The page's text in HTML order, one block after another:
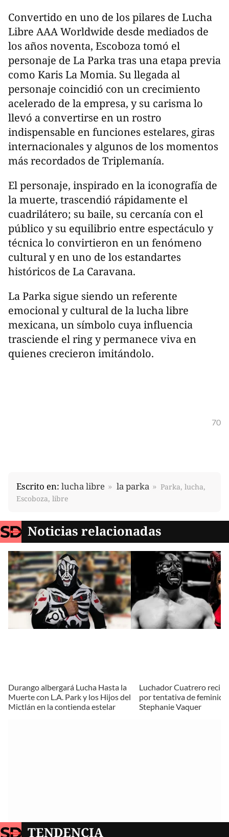
Convertido en uno de los pilares de Lucha
Libre AAA Worldwide desde mediados de
los años noventa, Escoboza tomó el
personaje de La Parka tras una etapa previa
como Karis La Momia. Su llegada al
personaje coincidió con un crecimiento
acelerado de la empresa, y su carisma lo
llevó a convertirse en un rostro
indispensable en funciones estelares, giras
internacionales y algunos de los momentos
más recordados de Triplemanía.
El personaje, inspirado en la iconografía de
la muerte, trascendió rápidamente el
cuadrilátero; su baile, su cercanía con el
público y su equilibrio entre espectáculo y
técnica lo convirtieron en un fenómeno
cultural y en uno de los estandartes
históricos de La Caravana.
La Parka sigue siendo un referente
emocional y cultural de la lucha libre
mexicana, un símbolo cuya influencia
trasciende el ring y permanece viva en
quienes crecieron imitándolo.
70
Escrito en: lucha libre la parka
Parka, lucha,
Escoboza, libre
Noticias relacionadas
Durango albergará Lucha Hasta la
Muerte con L.A. Park y los Hijos del
Mictlán en la contienda estelar
Luchador Cuatrero
por tentativa de
Stephanie Vaquer
TENDENCIA